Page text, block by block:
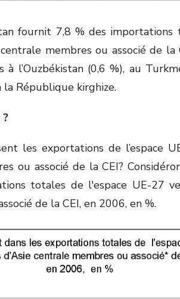
fournit 7,8 % des importations
membres ou associé de
l’Ouzbékistan (0,6 %), au
la République kirghize.
les exportations de l’espace
ou associé de la CEI?
totales de l'espace UE-27
de la CEI, en 2006, en %.